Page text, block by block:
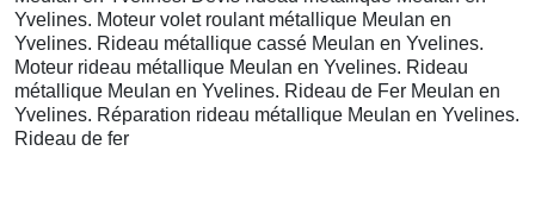
Yvelines. Moteur volet roulant métallique Meulan en
Yvelines. Rideau métallique cassé Meulan en Yvelines.
Moteur rideau métallique Meulan en Yvelines. Rideau
métallique Meulan en Yvelines. Rideau de Fer Meulan en
Yvelines. Réparation rideau métallique Meulan en Yvelines.
Rideau de fer